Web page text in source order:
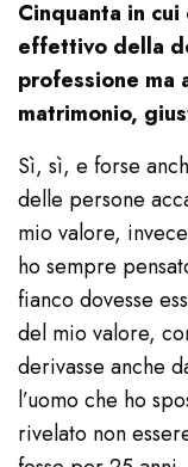
Cinquanta in
effettivo della
professione ma
matrimonio,
Sì, sì, e forse
delle persone
mio valore,
ho sempre
fianco dovesse
del mio valore,
derivasse anche
l’uomo che ho
rivelato non